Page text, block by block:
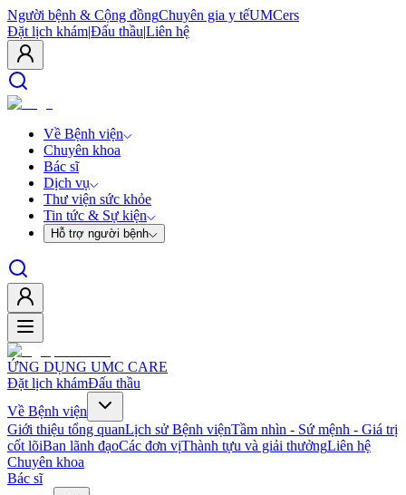
Người bệnh & Cộng đồngChuyên gia y tếUMCers
Đặt lịch khám|Đấu thầu|Liên hệ
Về Bệnh viện
Chuyên khoa
Bác sĩ
Dịch vụ
Thư viện sức khỏe
Tin tức & Sự kiện
Hỗ trợ người bệnh
ỨNG DỤNG UMC CARE
Đặt lịch khámĐấu thầu
Về Bệnh viện
Giới thiệu tổng quanLịch sử Bệnh việnTầm nhìn - Sứ mệnh - Giá trị
cốt lõiBan lãnh đạoCác đơn vịThành tựu và giải thưởngLiên hệ
Chuyên khoa
Bác sĩ